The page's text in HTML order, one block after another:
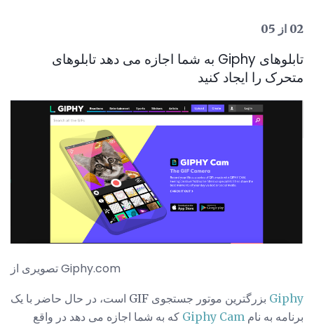
02 از 05
تابلوهای Giphy به شما اجازه می دهد تابلوهای
متحرک را ایجاد کنید
تصویری از Giphy.com
Giphy
بزرگترین موتور جستجوی GIF است، در حال حاضر با یک
برنامه به نام Giphy Cam که به شما اجازه می دهد در واقع